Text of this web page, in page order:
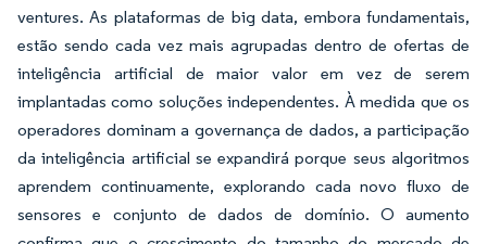
ventures. As plataformas de big data, embora fundamentais,
estão sendo cada vez mais agrupadas dentro de ofertas de
inteligência artificial de maior valor em vez de serem
implantadas como soluções independentes. À medida que os
operadores dominam a governança de dados, a participação
da inteligência artificial se expandirá porque seus algoritmos
aprendem continuamente, explorando cada novo fluxo de
sensores e conjunto de dados de domínio. O aumento